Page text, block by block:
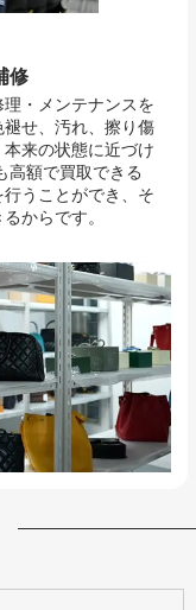
修
・メンテナンスを
せ、汚れ、擦り傷
来の状態に近づけ
高額で買取できる
うことができ、そ
からです。